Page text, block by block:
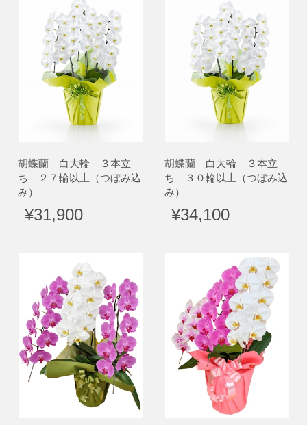
胡蝶蘭 白大輪 ３本立
ち ２７輪以上（つぼみ込
み）
¥31,900
胡蝶蘭 白大輪 ３本立
ち ３０輪以上（つぼみ込
み）
¥34,100